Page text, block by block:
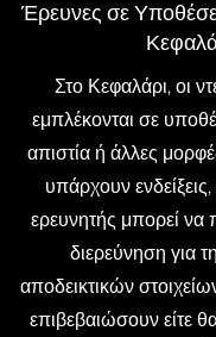
Έρευνες σε
Στο Κεφαλάρι, οι
εμπλέκονται σε
απιστία ή άλλες
υπάρχουν ενδείξεις,
ερευνητής μπορεί να
διερεύνηση για
αποδεικτικών
επιβεβαιώσουν είτε